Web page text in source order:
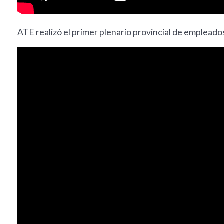
ATE realizó el primer plenario provincial de